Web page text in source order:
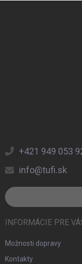
+421 949 053
info@tufi.sk
INFORMÁCIE PRE
Možnosti dopravy
Kontakty